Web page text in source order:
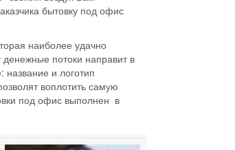
бытовку под офис
наиболее удачно
потоки направит в
и логотип
воплотить самую
под офис выполнен в